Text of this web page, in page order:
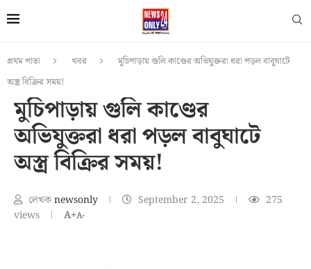
প্রথম পাতা খবর
মুচিপাড়ায় গুলি কাণ্ডের অভিযুক্তরা ধরা পড়ল বাবুঘাটে
অস্ত্র বিক্রির সময়!
মুচিপাড়ায় গুলি কাণ্ডের
অভিযুক্তরা ধরা পড়ল বাবুঘাটে
অস্ত্র বিক্রির সময়!
লেখকnewsonly September 2, 2025
275
views
A+A-